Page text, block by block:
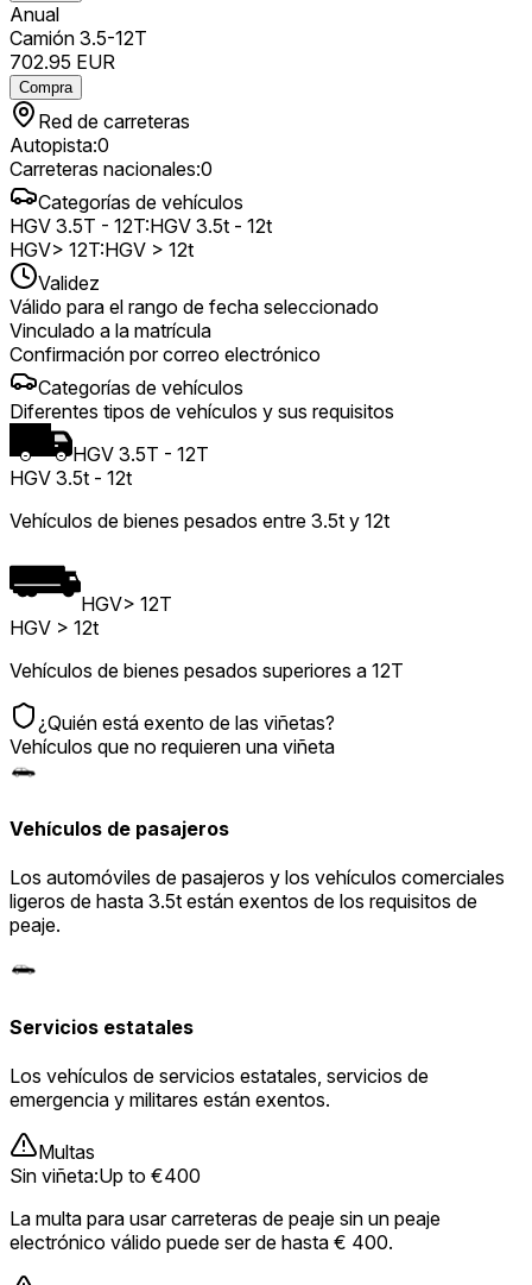
Anual
Camión 3.5-12T
702.95 EUR
Compra
Red de carreteras
Autopista:0
Carreteras nacionales:0
Categorías de vehículos
HGV 3.5T - 12T:HGV 3.5t - 12t
HGV> 12T:HGV > 12t
Validez
Válido para el rango de fecha seleccionado
Vinculado a la matrícula
Confirmación por correo electrónico
Categorías de vehículos
Diferentes tipos de vehículos y sus requisitos
HGV 3.5T - 12T
HGV 3.5t - 12t
Vehículos de bienes pesados ​​entre 3.5t y 12t
HGV> 12T
HGV > 12t
Vehículos de bienes pesados ​​superiores a 12T
¿Quién está exento de las viñetas?
Vehículos que no requieren una viñeta
Vehículos de pasajeros
Los automóviles de pasajeros y los vehículos comerciales
ligeros de hasta 3.5t están exentos de los requisitos de
peaje.
Servicios estatales
Los vehículos de servicios estatales, servicios de
emergencia y militares están exentos.
Multas
Sin viñeta:Up to €400
La multa para usar carreteras de peaje sin un peaje
electrónico válido puede ser de hasta € 400.